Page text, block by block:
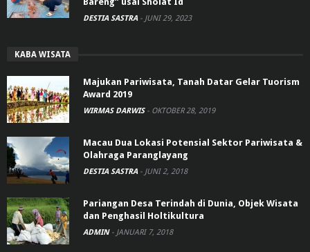
DESTIA SASTRA - JUNI 29, 2023
KABA WISATA
Majukan Pariwisata, Tanah Datar Gelar Tuorism
Award 2019
WIRMAS DARWIS - OKTOBER 28, 2019
Macau Dua Lokasi Potensial Sektor Pariwisata &
Olahraga Paranglayang
DESTIA SASTRA - JUNI 2, 2018
Pariangan Desa Terindah di Dunia, Objek Wisata
dan Penghasil Holtikultura
ADMIN - JANUARI 7, 2018